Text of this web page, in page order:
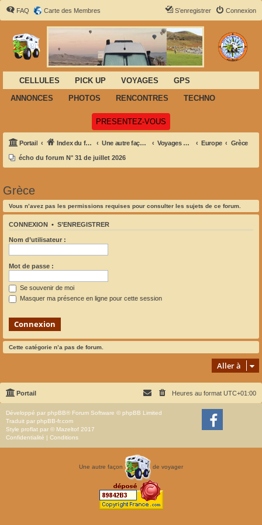
FAQ Carte des Membres Connexion
S’enregistrer
CELLULES PICK UP VOYAGES
GPS
ANNONCES
PHOTOS RENCONTRES TECHNO
PRESENTEZ-VOUS
Portail Index du forum Une autre façon de voyager Voyages et Aventures Europe Grèce
écho du forum N° 31 de juillet 2026
Grèce
Vous n’avez pas les permissions requises pour consulter les sujets de ce forum.
CONNEXION • S’ENREGISTRER
Nom d’utilisateur :
Mot de passe :
Se souvenir de moi
Masquer ma présence en ligne pour cette session
Cette catégorie n’a pas de forum.
Aller à
Portail Heures au format UTC+01:00
Développé par phpBB® Forum Software © phpBB Limited
Traduit par phpBB-fr.com
Style proflat par © Mazeltof 2017
Confidentialité | Conditions
Une autre façon de voyager